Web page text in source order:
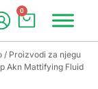
0
/ Proizvodi za njegu
Akn Mattifying Fluid